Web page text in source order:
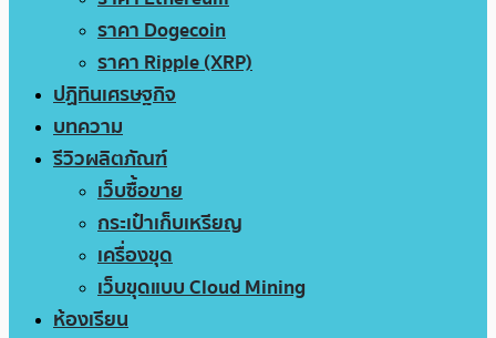
ราคา Dogecoin
ราคา Ripple (XRP)
ปฏิทินเศรษฐกิจ
บทความ
รีวิวผลิตภัณฑ์
เว็บซื้อขาย
กระเป๋าเก็บเหรียญ
เครื่องขุด
เว็บขุดแบบ Cloud Mining
ห้องเรียน